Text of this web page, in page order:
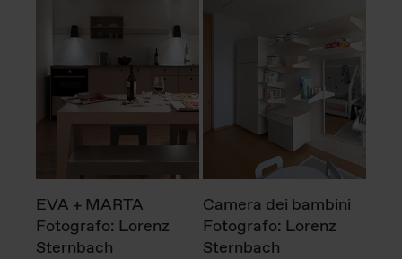
EVA + MARTA
Fotografo: Lorenz
Sternbach
Camera dei bambini
Fotografo: Lorenz
Sternbach